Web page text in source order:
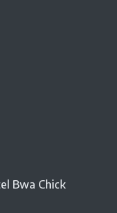
Bwa Chick